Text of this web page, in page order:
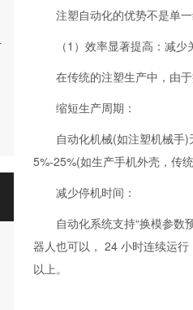
注塑自动化的优势不是单
（1）效率显著提高：减
在传统的注塑生产中，由
缩短生产周期：
自动化机械(如注塑机械手
5%-25%(如生产手机外壳，传
减少停机时间：
自动化系统支持“换模参
器人也可以， 24 小时连续运
以上。